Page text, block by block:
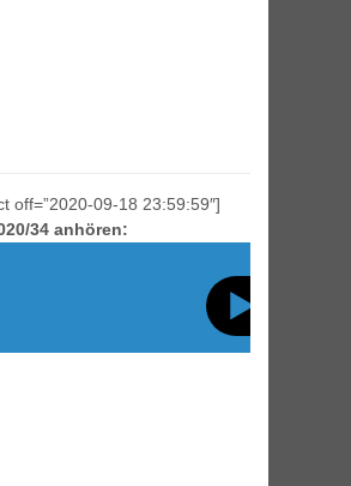
off=”2020-09-18 23:59:59″]
34 anhören: